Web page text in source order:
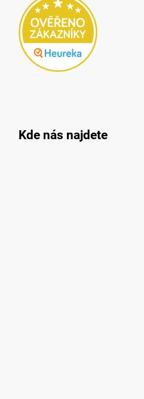
Kde nás najdete